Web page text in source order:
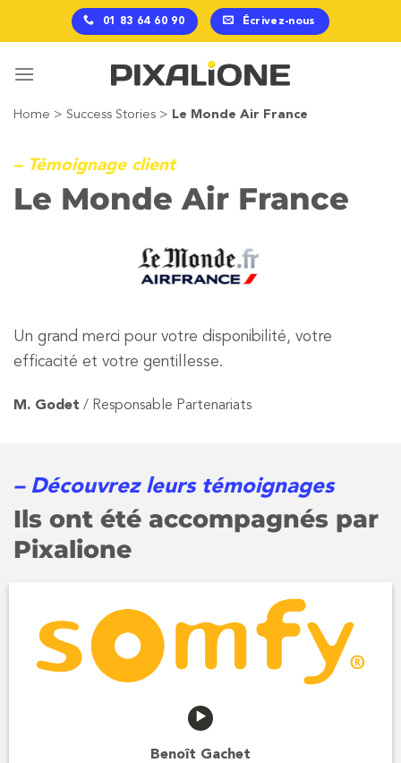
01 83 64 60 90 Écrivez-nous
Home > Success Stories > Le Monde Air France
– Témoignage client
Le Monde Air France
Un grand merci pour votre disponibilité, votre
efficacité et votre gentillesse.
M. Godet / Responsable Partenariats
– Découvrez leurs témoignages
Ils ont été accompagnés par
Pixalione
Benoît Gachet